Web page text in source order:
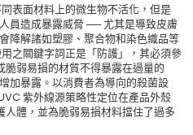
表面材料上的微生物不活化，但是
員造成暴露威脅 ── 尤其是導致皮膚
降解諸如塑膠、聚合物和染色織品等
之關鍵字詞正是「防護」，其必須參
弱易損的材質不得暴露在過量的
加暴露。以消費者為導向的殺菌設
紫外線源策略性定位在產品外殼
體，並為脆弱易損材料擋住了過多